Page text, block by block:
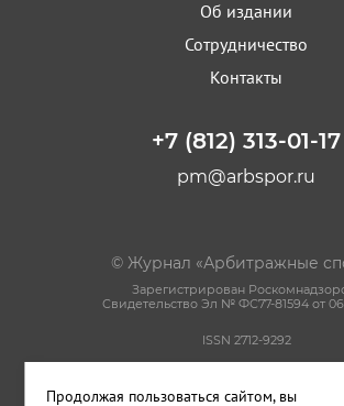
Об издании
Сотрудничество
Контакты
+7 (812) 313-01-17
pm@arbspor.ru
© Журнал «Арбитражные
Зарегистрирован
Свидетельство Эл № ФС77-81594 от
ISSN 2712-9292
Пользовательское
Продолжая пользоваться сайтом, вы